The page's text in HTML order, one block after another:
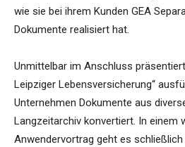
wie sie bei ihrem Kunden GEA
Dokumente realisiert hat.
Unmittelbar im Anschluss
Leipziger Lebensversicherung“
Unternehmen Dokumente aus
Langzeitarchiv konvertiert. In einem
Anwendervortrag geht es